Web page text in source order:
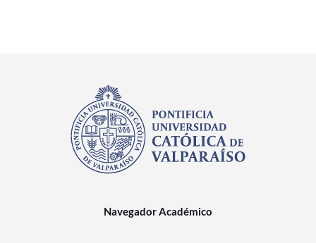
Navegador Académico